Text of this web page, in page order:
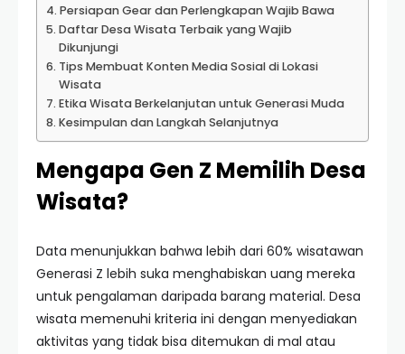
Persiapan Gear dan Perlengkapan Wajib Bawa
Daftar Desa Wisata Terbaik yang Wajib
Dikunjungi
Tips Membuat Konten Media Sosial di Lokasi
Wisata
Etika Wisata Berkelanjutan untuk Generasi Muda
Kesimpulan dan Langkah Selanjutnya
Mengapa Gen Z Memilih Desa
Wisata?
Data menunjukkan bahwa lebih dari 60% wisatawan
Generasi Z lebih suka menghabiskan uang mereka
untuk pengalaman daripada barang material. Desa
wisata memenuhi kriteria ini dengan menyediakan
aktivitas yang tidak bisa ditemukan di mal atau